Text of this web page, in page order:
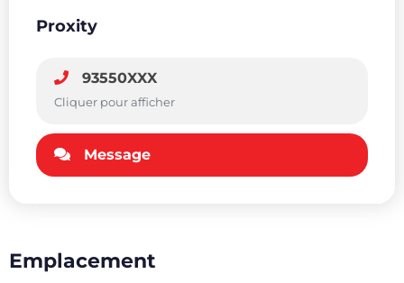
Proxity
93550XXX
Cliquer pour afficher
Message
Emplacement